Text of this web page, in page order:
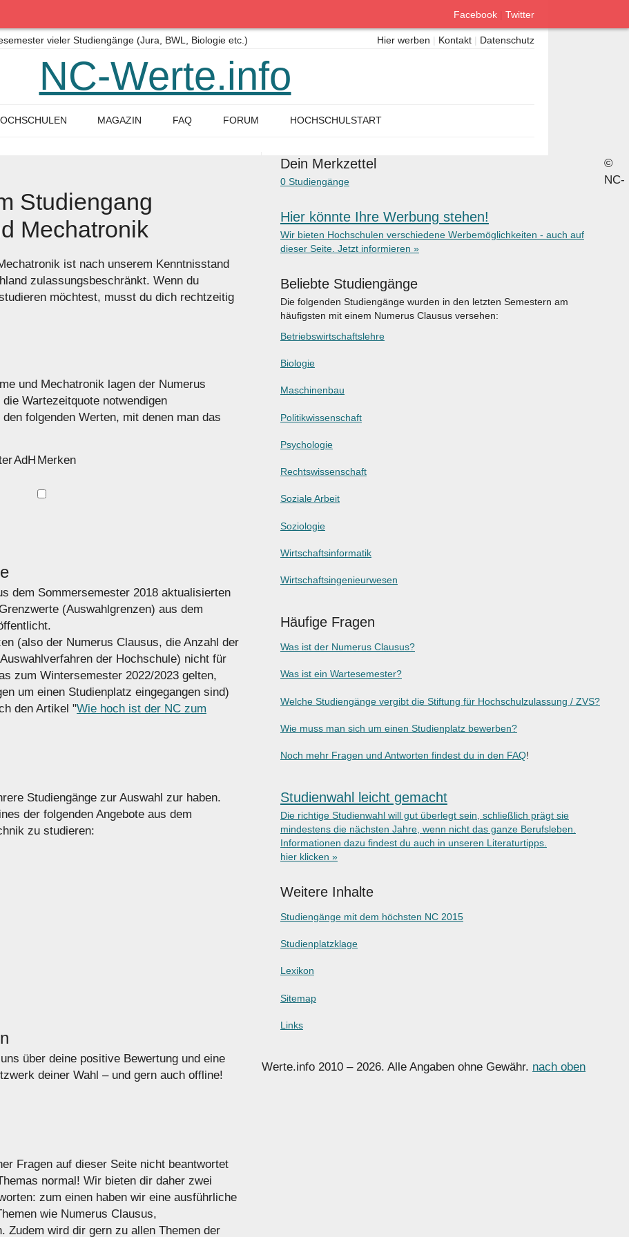
Studiengang
Mechatronik
ist nach unserem Kenntnisstand
zulassungsbeschränkt. Wenn du
möchtest, musst du dich rechtzeitig
und Mechatronik lagen der Numerus
Wartezeitquote notwendigen
folgenden Werten, mit denen man das
AdH Merken
dem Sommersemester 2018 aktualisierten
(Auswahlgrenzen) aus dem
(also der Numerus Clausus, die Anzahl der
der Hochschule) nicht für
zum Wintersemester 2022/2023 gelten,
um einen Studienplatz eingegangen sind)
den Artikel "Wie hoch ist der NC zum
Studiengänge zur Auswahl zur haben.
der folgenden Angebote aus dem
zu studieren:
über deine positive Bewertung und eine
deiner Wahl – und gern auch offline!
Fragen auf dieser Seite nicht beantwortet
normal! Wir bieten dir daher zwei
zum einen haben wir eine ausführliche
wie Numerus Clausus,
Zudem wird dir gern zu allen Themen der
Dein Merkzettel
0 Studiengänge
Hier könnte Ihre Werbung stehen!
Wir bieten Hochschulen verschiedene Werbemöglichkeiten - auch auf
dieser Seite. Jetzt informieren »
Beliebte Studiengänge
Die folgenden Studiengänge wurden in den letzten Semestern am
häufigsten mit einem Numerus Clausus versehen:
Betriebswirtschaftslehre
Biologie
Maschinenbau
Politikwissenschaft
Psychologie
Rechtswissenschaft
Soziale Arbeit
Soziologie
Wirtschaftsinformatik
Wirtschaftsingenieurwesen
Häufige Fragen
Was ist der Numerus Clausus?
Was ist ein Wartesemester?
Welche Studiengänge vergibt die Stiftung für Hochschulzulassung / ZVS?
Wie muss man sich um einen Studienplatz bewerben?
Noch mehr Fragen und Antworten findest du in den FAQ!
Studienwahl leicht gemacht
Die richtige Studienwahl will gut überlegt sein, schließlich prägt sie
mindestens die nächsten Jahre, wenn nicht das ganze Berufsleben.
Informationen dazu findest du auch in unseren Literaturtipps.
hier klicken »
Weitere Inhalte
Studiengänge mit dem höchsten NC 2015
Studienplatzklage
Lexikon
Sitemap
Links
©
NC-
Werte.info 2010 – 2026. Alle Angaben ohne Gewähr. nach oben
Facebook Twitter
vieler Studiengänge (Jura, BWL, Biologie etc.) Hier werben | Kontakt | Datenschutz
NC-Werte.info
MAGAZIN FAQ FORUM HOCHSCHULSTART